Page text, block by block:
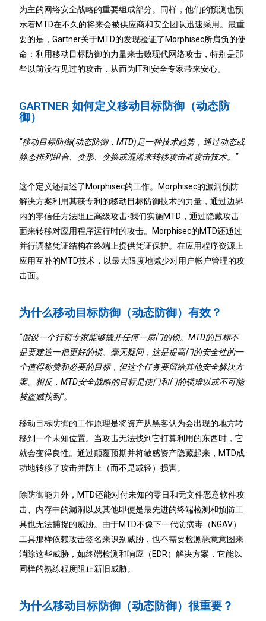
为主的网络安全战略的重要组成部分。同样，他们的预测也预
示着MTD在不久的将来会被供应商和安全团队迅速采用。最重
要的是，Gartner关于MTD的发现验证了Morphisec所肩负的使
命：利用移动目标防御的力量来击败现代网络攻击，特别是那
些以前没有见过的攻击，从而为IT和安全专家带来安心。
GARTNER 如何定义移动目标防御（动态防
御）
“移动目标防御(动态防御，MTD)是一种技术趋势，通过动态或
静态排列组合、变形、变换或混淆来转移攻击者攻击技术。”
这个定义还描述了Morphisec的工作。Morphisec的漏洞预防
解决方案利用其获专利的移动目标防御技术的力量，通过边界
内的零信任方法阻止高级攻击-我们实施MTD，通过隐藏攻击
面来转移对应用程序运行时的攻击。Morphisec的MTD还通过
并行调整凭证结构在终端上提供凭证保护。在应用程序资源上
应用互补的MTD技术，以最大限度地减少对用户帐户管理的攻
击面。
为什么移动目标防御（动态防御）有效？
“假设一个行窃专家能够撬开任何一扇门的锁。MTD的目标不
是要建造一把更好的锁。毫无疑问，这是提高门的安全性的一
个值得称赞和必要的目标，但这个任务要留给其他安全解决方
案。相反，MTD安全战略的目标是使门和门的锁难以或不可能
被盗贼找到”。
移动目标防御的工作原理是将资产从黑客认为会出现的地方转
移到一个未知位置。当攻击无法找到它打算利用的东西时，它
就会变得良性。通过颠覆预期并将敏感资产隐藏起来，MTD成
功地转移了攻击并防止（而不是减轻）损害。
除防御能力外，MTD还能对付未知的零日和无文件恶意软件攻
击、内存中的漏洞以及其他即使是最先进的终端检测和预防工
具也无法捕捉的威胁。由于MTD不像下一代防病毒（NGAV）
工具那样依赖攻击签名来识别威胁，也不需要检测恶意意图来
消除这些威胁，如终端检测和响应（EDR）解决方案，它能以
同样的熟练程度阻止新旧威胁。
为什么移动目标防御（动态防御）很重要？